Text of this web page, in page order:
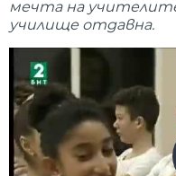
мечта на
училище отдавна.